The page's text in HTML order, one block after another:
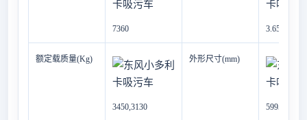
7360 3.65
额定载质量(Kg)
3450,3130
外形尺寸(mm)
5995